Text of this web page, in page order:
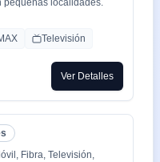
pequeñas localidades.
Televisión
Ver Detalles
Fibra, Televisión,